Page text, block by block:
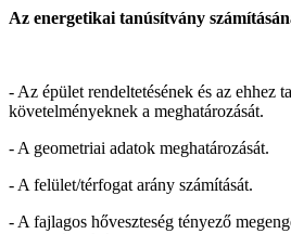
Az energetikai tanúsítvány
- Az épület rendeltetésének és az ehhez
követelményeknek a meghatározását.
- A geometriai adatok meghatározását.
- A felület/térfogat arány számítását.
- A fajlagos hőveszteség tényező